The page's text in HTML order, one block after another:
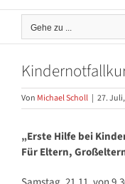
Gehe zu ...
Von Michael Scholl | 27.
„Erste Hilfe bei
Für Eltern,